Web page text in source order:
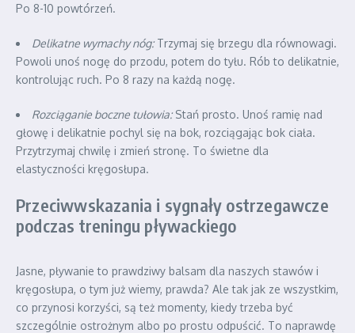
Po 8-10 powtórzeń.
Delikatne wymachy nóg:Trzymaj się brzegu dla równowagi.
Powoli unoś nogę do przodu, potem do tyłu. Rób to delikatnie,
kontrolując ruch. Po 8 razy na każdą nogę.
Rozciąganie boczne tułowia:Stań prosto. Unoś ramię nad
głowę i delikatnie pochyl się na bok, rozciągając bok ciała.
Przytrzymaj chwilę i zmień stronę. To świetne dla
elastyczności kręgosłupa.
Przeciwwskazania i sygnały ostrzegawcze
podczas treningu pływackiego
Jasne, pływanie to prawdziwy balsam dla naszych stawów i
kręgosłupa, o tym już wiemy, prawda? Ale tak jak ze wszystkim,
co przynosi korzyści, są też momenty, kiedy trzeba być
szczególnie ostrożnym albo po prostu odpuścić. To naprawdę